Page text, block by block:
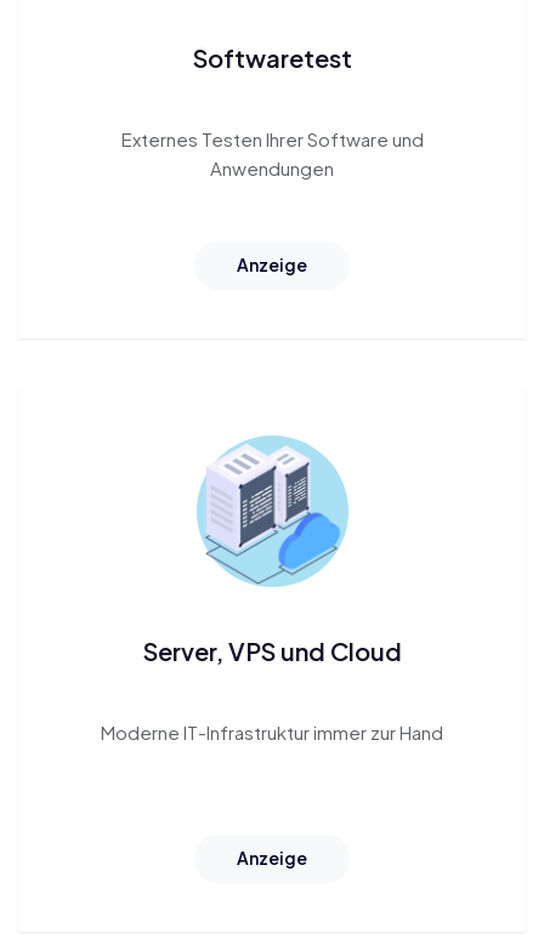
Softwaretest
Externes Testen Ihrer Software und
Anwendungen
Anzeige
Server, VPS und Cloud
Moderne IT-Infrastrukturimmer zur Hand
Anzeige